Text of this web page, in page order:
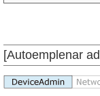
[Autoemplenar